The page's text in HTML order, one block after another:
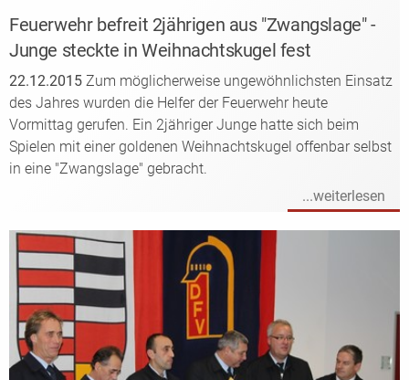
Feuerwehr befreit 2jährigen aus "Zwangslage" -
Junge steckte in Weihnachtskugel fest
22.12.2015 Zum möglicherweise ungewöhnlichsten Einsatz
des Jahres wurden die Helfer der Feuerwehr heute
Vormittag gerufen. Ein 2jähriger Junge hatte sich beim
Spielen mit einer goldenen Weihnachtskugel offenbar selbst
in eine "Zwangslage" gebracht.
...weiterlesen